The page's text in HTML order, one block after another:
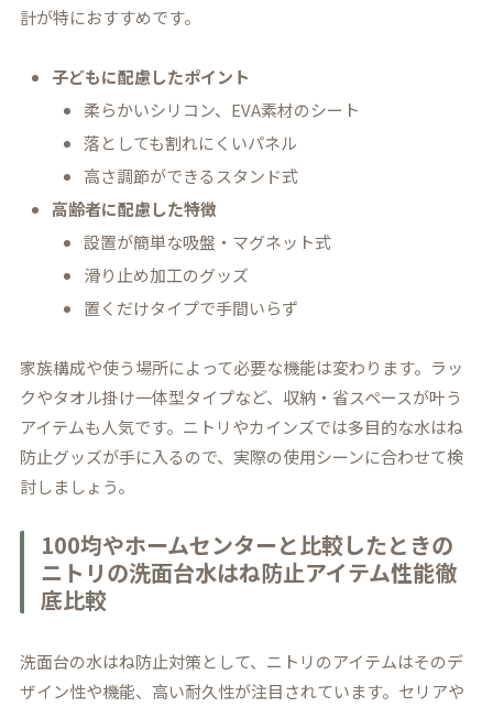
計が特におすすめです。
子どもに配慮したポイント
柔らかいシリコン、EVA素材のシート
落としても割れにくいパネル
高さ調節ができるスタンド式
高齢者に配慮した特徴
設置が簡単な吸盤・マグネット式
滑り止め加工のグッズ
置くだけタイプで手間いらず
家族構成や使う場所によって必要な機能は変わります。ラッ
クやタオル掛け一体型タイプなど、収納・省スペースが叶う
アイテムも人気です。ニトリやカインズでは多目的な水はね
防止グッズが手に入るので、実際の使用シーンに合わせて検
討しましょう。
100均やホームセンターと比較したときの
ニトリの洗面台水はね防止アイテム性能徹
底比較
洗面台の水はね防止対策として、ニトリのアイテムはそのデ
ザイン性や機能、高い耐久性が注目されています。セリアや